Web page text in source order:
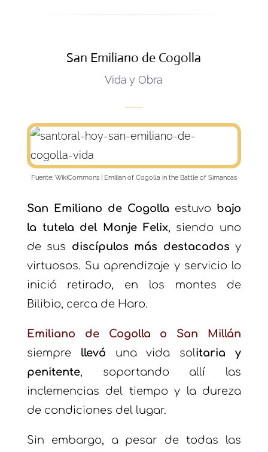
San Emiliano de Cogolla
Vida y Obra
Fuente: WikiCommons| Emilian of Cogolla in the Battle of Simancas
San Emiliano de Cogolla estuvo bajo
la tutela del Monje Felix, siendo uno
de sus discípulos más destacados y
virtuosos. Su aprendizaje y servicio lo
inició retirado, en los montes de
Bilibio, cerca de Haro.
Emiliano de Cogolla o San Millán
siemprellevó una vida solitaria y
penitente, soportando allí las
inclemencias del tiempo y la dureza
de condiciones del lugar.
Sin embargo, a pesar de todas las